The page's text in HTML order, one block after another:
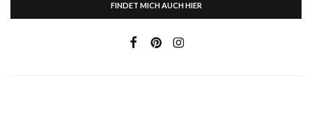
FINDET MICH AUCH HIER